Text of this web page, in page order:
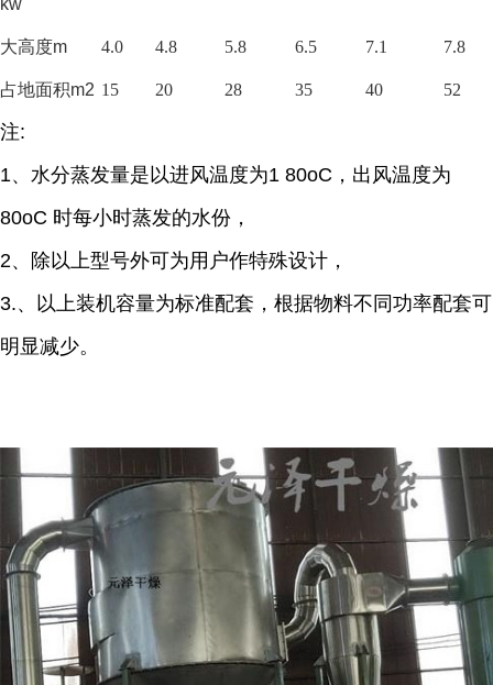
kw
大高度m 4.0 4.8 5.8 6.5 7.1 7.8
占地面积m2 15 20 28 35 40 52
注:
1、 水分蒸发量是以进风温度为1 80oC，出风温度为
80oC 时每小时蒸发的水份，
2、除以上型号外可为用户作特殊设计，
3.、 以上装机容量为标准配套，根据物料不同功率配套可
明显减少。